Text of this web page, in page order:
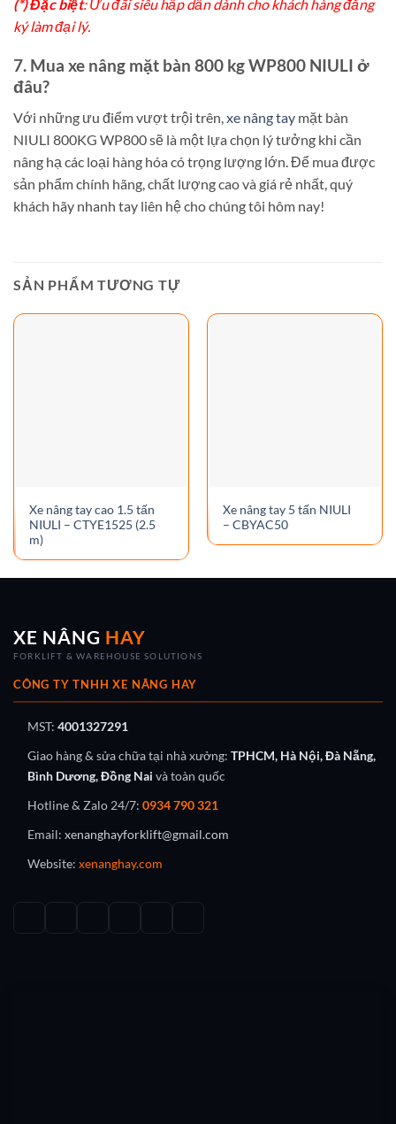
(*) Đặc biệt: Ưu đãi siêu hấp dẫn dành cho khách hàng đăng
ký làm đại lý.
7. Mua xe nâng mặt bàn 800 kg WP800 NIULI ở
đâu?
Với những ưu điểm vượt trội trên,xe nâng tay mặt bàn
NIULI 800KG WP800 sẽ là một lựa chọn lý tưởng khi cần
nâng hạ các loại hàng hóa có trọng lượng lớn. Để mua được
sản phẩm chính hãng, chất lượng cao và giá rẻ nhất, quý
khách hãy nhanh tay liên hệ cho chúng tôi hôm nay!
SẢN PHẨM TƯƠNG TỰ
Xe nâng tay cao 1.5 tấn
NIULI – CTYE1525 (2.5
m)
Xe nâng tay 5 tấn NIULI
– CBYAC50
XE NÂNG HAY
FORKLIFT & WAREHOUSE SOLUTIONS
CÔNG TY TNHH XE NÂNG HAY
MST: 4001327291
Giao hàng & sửa chữa tại nhà xưởng: TPHCM, Hà Nội, Đà Nẵng,
Bình Dương, Đồng Nai và toàn quốc
Hotline & Zalo 24/7: 0934 790 321
Email: xenanghayforklift@gmail.com
Website: xenanghay.com